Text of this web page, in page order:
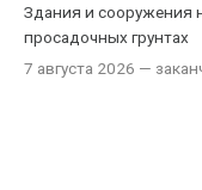
Здания и сооружения
просадочных грунтах
7 августа 2026 —